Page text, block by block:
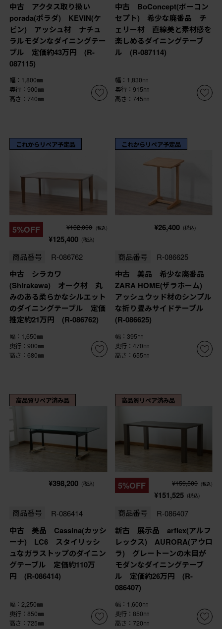
中古 アクタス取り扱い
porada(ポラダ) KEVIN(ケ
ビン) アッシュ材 ナチュ
ラルモダンなダイニングテー
ブル 定価約43万円 (R-
087115)
幅：1,800㎜
奥行：900㎜
高さ：740㎜
中古 BoConcept(ボーコン
セプト) 希少な廃番品 チ
ェリー材 直線美と素材感を
楽しめるダイニングテーブ
ル (R-087114)
幅：1,830㎜
奥行：915㎜
高さ：745㎜
これからリペア予定品
5%OFF ¥132,000 (税込)
¥125,400 (税込)
商品番号 R-086762
中古 シラカワ
(Shirakawa) オーク材 丸
みのある柔らかなシルエット
のダイニングテーブル 定価
推定約21万円 (R-086762)
幅：1,650㎜
奥行：900㎜
高さ：680㎜
これからリペア予定品
¥26,400 (税込)
商品番号 R-086625
中古 美品 希少な廃番品
ZARA HOME(ザラホーム)
アッシュウッド材のシンプル
な折り畳みサイドテーブル
(R-086625)
幅：395㎜
奥行：470㎜
高さ：655㎜
高品質リペア済み品
¥398,200 (税込)
商品番号 R-086414
中古 美品 Cassina(カッシ
ーナ) LC6 スタイリッシ
ュなガラストップのダイニン
グテーブル 定価約110万
円 (R-086414)
幅：2,250㎜
奥行：850㎜
高さ：725㎜
高品質リペア済み品
5%OFF ¥159,500 (税込)
¥151,525 (税込)
商品番号 R-086407
新古 展示品 arflex(アルフ
レックス) AURORA(アウロ
ラ) グレートーンの木目が
モダンなダイニングテーブ
ル 定価約26万円 (R-
086407)
幅：1,600㎜
奥行：850㎜
高さ：720㎜